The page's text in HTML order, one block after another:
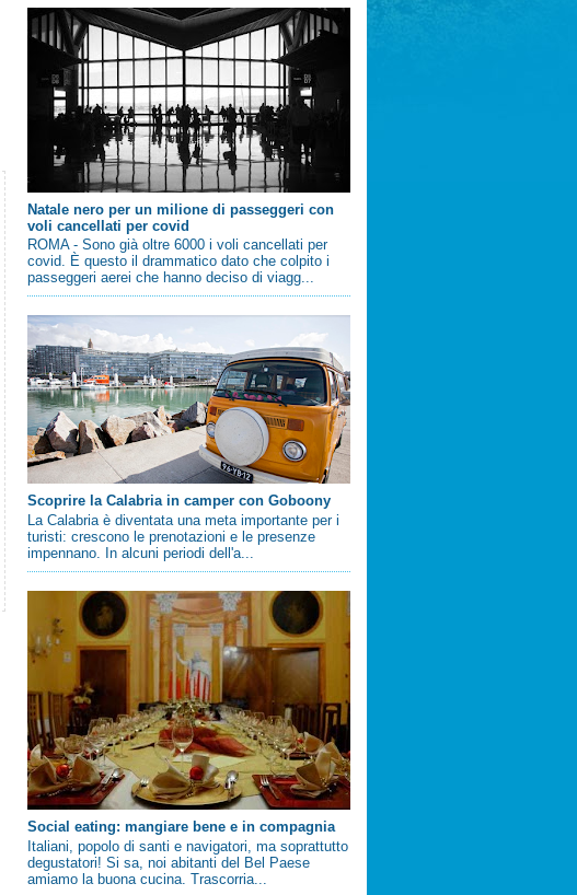
Natale nero per un milione di passeggeri con
voli cancellati per covid
ROMA - Sono già oltre 6000 i voli cancellati per
covid. È questo il drammatico dato che colpito i
passeggeri aerei che hanno deciso di viagg...
Scoprire la Calabria in camper con Goboony
La Calabria è diventata una meta importante per i
turisti: crescono le prenotazioni e le presenze
impennano. In alcuni periodi dell'a...
Social eating: mangiare bene e in compagnia
Italiani, popolo di santi e navigatori, ma soprattutto
degustatori! Si sa, noi abitanti del Bel Paese
amiamo la buona cucina. Trascorria...